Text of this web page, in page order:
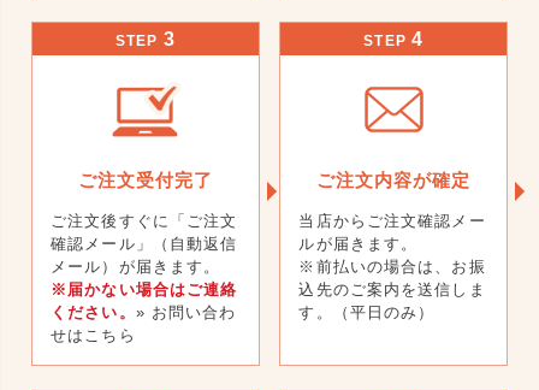
STEP 3
ご注文受付完了
ご注文後すぐに「ご注文
確認メール」（自動返信
メール）が届きます。
※届かない場合はご連絡
ください。 » お問い合わ
せはこちら
STEP 4
ご注文内容が確定
当店からご注文確認メー
ルが届きます。
※前払いの場合は、お振
込先のご案内を送信しま
す。（平日のみ）